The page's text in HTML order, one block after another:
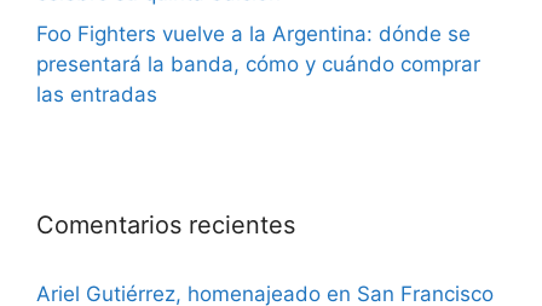
Foo Fighters vuelve a la Argentina: dónde se
presentará la banda, cómo y cuándo comprar
las entradas
Comentarios recientes
Ariel Gutiérrez, homenajeado en San Francisco